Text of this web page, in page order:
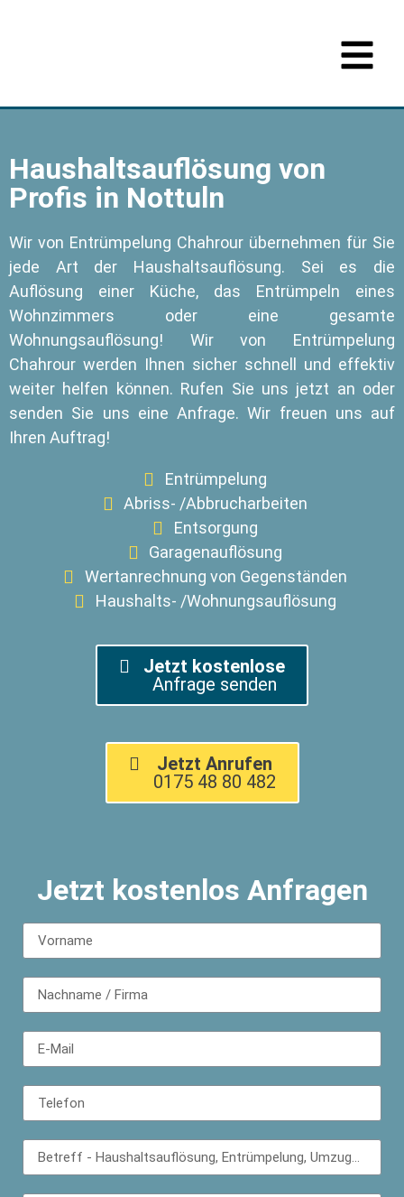
Haushaltsauflösung von
Profis in Nottuln
Wir von Entrümpelung Chahrour übernehmen für Sie
jede Art der Haushaltsauflösung. Sei es die
Auflösung einer Küche, das Entrümpeln eines
Wohnzimmers oder eine gesamte
Wohnungsauflösung! Wir von Entrümpelung
Chahrour werden Ihnen sicher schnell und effektiv
weiter helfen können. Rufen Sie uns jetzt an oder
senden Sie uns eine Anfrage. Wir freuen uns auf
Ihren Auftrag!
Entrümpelung
Abriss- /Abbrucharbeiten
Entsorgung
Garagenauflösung
Wertanrechnung von Gegenständen
Haushalts- /Wohnungsauflösung
Jetzt kostenlose
Anfrage senden
Jetzt Anrufen
0175 48 80 482
Jetzt kostenlos Anfragen